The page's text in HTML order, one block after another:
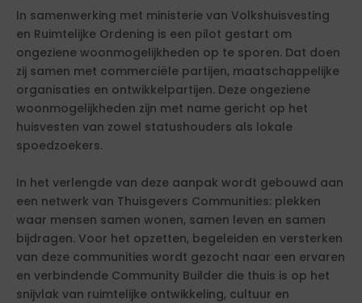
In samenwerking met ministerie van Volkshuisvesting
en Ruimtelijke Ordening is een pilot gestart om
ongeziene woonmogelijkheden op te sporen. Dat doen
zij samen met commerciële partijen, maatschappelijke
organisaties en ontwikkelpartijen. Deze ongeziene
woonmogelijkheden zijn met name gericht op het
huisvesten van zowel statushouders als lokale
spoedzoekers.
In het verlengde van deze aanpak wordt gebouwd aan
een netwerk van Thuisgevers Communities: plekken
waar mensen samen wonen, samen leven en samen
bijdragen. Voor het opzetten, begeleiden en versterken
van deze communities wordt gezocht naar een ervaren
en verbindende Community Builder die thuis is op het
snijvlak van ruimtelijke ontwikkeling, cultuur en